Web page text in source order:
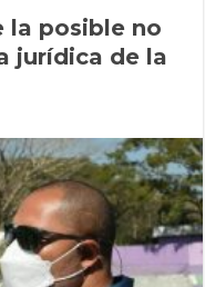
la posible no
jurídica de la